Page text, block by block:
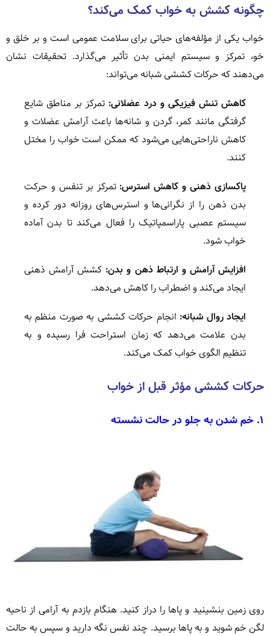
چگونه کشش به خواب کمک می‌کند؟
خواب یکی از مؤلفه‌های حیاتی برای سلامت عمومی است و بر خلق و
خو، تمرکز و سیستم ایمنی بدن تأثیر می‌گذارد. تحقیقات نشان
می‌دهند که حرکات کششی شبانه می‌تواند:
کاهش تنش فیزیکی و درد عضلانی: تمرکز بر مناطق شایع
گرفتگی مانند کمر، گردن و شانه‌ها باعث آرامش عضلات و
کاهش ناراحتی‌هایی می‌شود که ممکن است خواب را مختل
کنند.
پاکسازی ذهنی و کاهش استرس: تمرکز بر تنفس و حرکت
بدن ذهن را از نگرانی‌ها و استرس‌های روزانه دور کرده و
سیستم عصبی پاراسمپاتیک را فعال می‌کند تا بدن آماده
خواب شود.
افزایش آرامش و ارتباط ذهن و بدن: کشش آرامش ذهنی
ایجاد می‌کند و اضطراب را کاهش می‌دهد.
ایجاد روال شبانه: انجام حرکات کششی به صورت منظم به
بدن علامت می‌دهد که زمان استراحت فرا رسیده و به
تنظیم الگوی خواب کمک می‌کند.
حرکات کششی مؤثر قبل از خواب
۱. خم شدن به جلو در حالت نشسته
روی زمین بنشینید و پاها را دراز کنید. هنگام بازدم به آرامی از ناحیه
لگن خم شوید و به پاها برسید. چند نفس نگه دارید و سپس به حالت